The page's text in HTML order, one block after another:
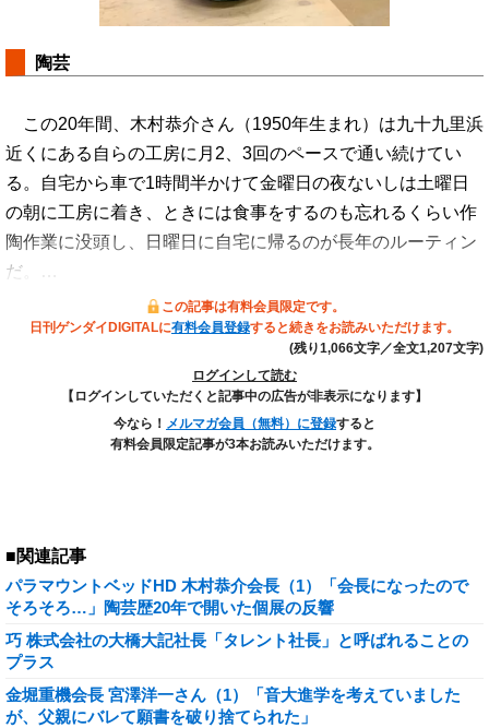
陶芸
この20年間、木村恭介さん（1950年生まれ）は九十九里浜
近くにある自らの工房に月2、3回のペースで通い続けてい
る。自宅から車で1時間半かけて金曜日の夜ないしは土曜日
の朝に工房に着き、ときには食事をするのも忘れるくらい作
陶作業に没頭し、日曜日に自宅に帰るのが長年のルーティン
だ。…
この記事は有料会員限定です。
日刊ゲンダイDIGITALに有料会員登録すると続きをお読みいただけます。
(残り1,066文字／全文1,207文字)
ログインして読む
【ログインしていただくと記事中の広告が非表示になります】
今なら！ メルマガ会員（無料）に登録すると
有料会員限定記事が3本お読みいただけます。
■関連記事
パラマウントベッドHD 木村恭介会長（1）「会長になったので
そろそろ…」陶芸歴20年で開いた個展の反響
巧 株式会社の大橋大記社長「タレント社長」と呼ばれることの
プラス
金堀重機会長 宮澤洋一さん（1）「音大進学を考えていました
が、父親にバレて願書を破り捨てられた」